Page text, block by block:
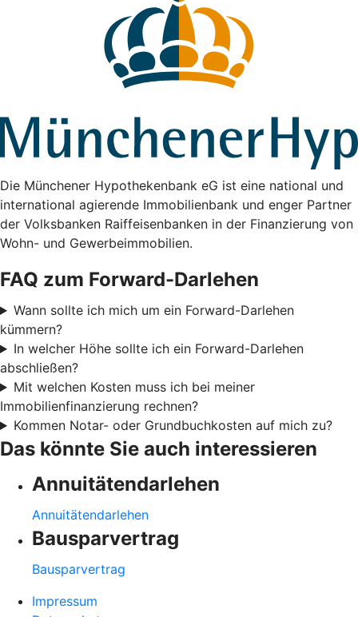
Die Münchener Hypothekenbank eG ist eine national und
international agierende Immobilienbank und enger Partner
der Volksbanken Raiffeisenbanken in der Finanzierung von
Wohn- und Gewerbeimmobilien.
FAQ zum Forward-Darlehen
Wann sollte ich mich um ein Forward-Darlehen
kümmern?
In welcher Höhe sollte ich ein Forward-Darlehen
abschließen?
Mit welchen Kosten muss ich bei meiner
Immobilienfinanzierung rechnen?
Kommen Notar- oder Grundbuchkosten auf mich zu?
Das könnte Sie auch interessieren
Annuitätendarlehen
Annuitätendarlehen
Bausparvertrag
Bausparvertrag
Impressum